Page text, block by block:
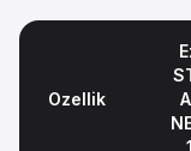
Ozellik